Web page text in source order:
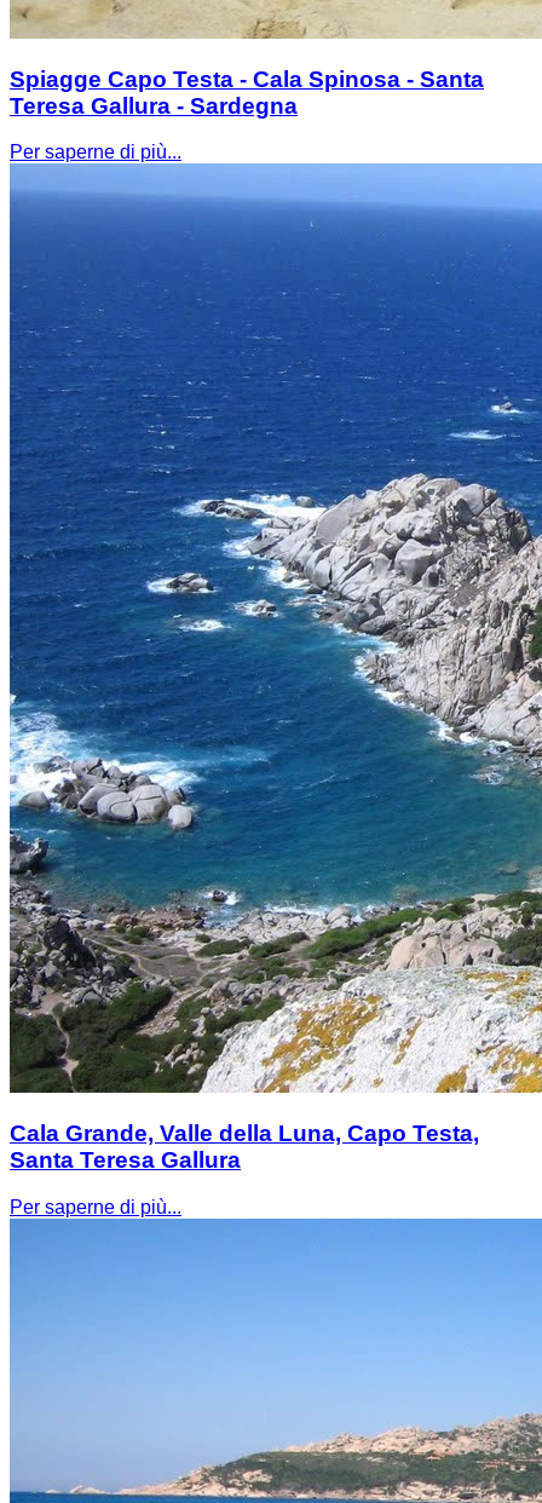
Spiagge Capo Testa - Cala Spinosa - Santa
Teresa Gallura - Sardegna
Per saperne di più...
Cala Grande, Valle della Luna, Capo Testa,
Santa Teresa Gallura
Per saperne di più...